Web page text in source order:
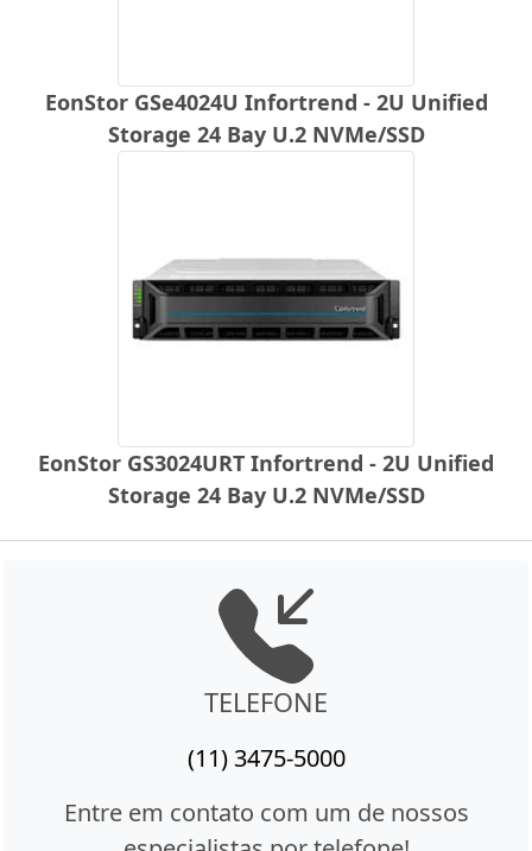
EonStor GSe4024U Infortrend - 2U Unified
Storage 24 Bay U.2 NVMe/SSD
EonStor GS3024URT Infortrend - 2U Unified
Storage 24 Bay U.2 NVMe/SSD
TELEFONE
(11) 3475-5000
Entre em contato com um de nossos